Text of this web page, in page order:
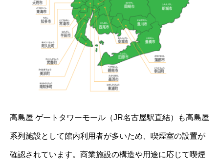
高島屋 ゲートタワーモール（JR名古屋駅直結）も高島屋
系列施設として館内利用者が多いため、喫煙室の設置が
確認されています。商業施設の構造や用途に応じて喫煙